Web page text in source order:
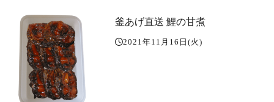
釜あげ直送 鯉の甘煮
2021年11月16日(火)